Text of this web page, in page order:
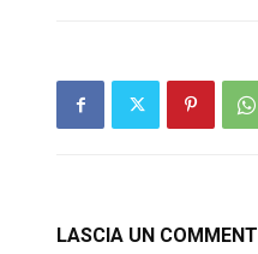
LASCIA UN